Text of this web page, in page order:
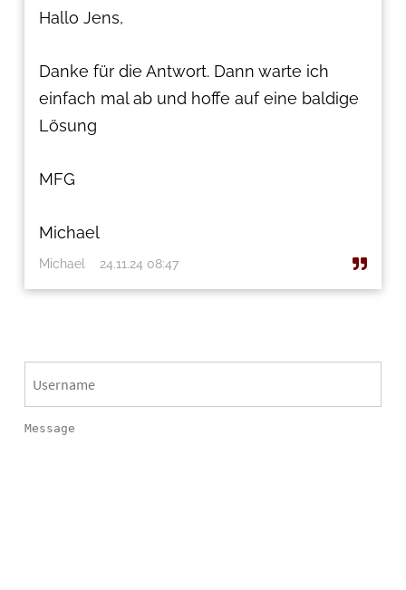
Hallo Jens,
Danke für die Antwort. Dann warte ich
einfach mal ab und hoffe auf eine baldige
Lösung
MFG
Michael
Michael 24.11.24 08:47